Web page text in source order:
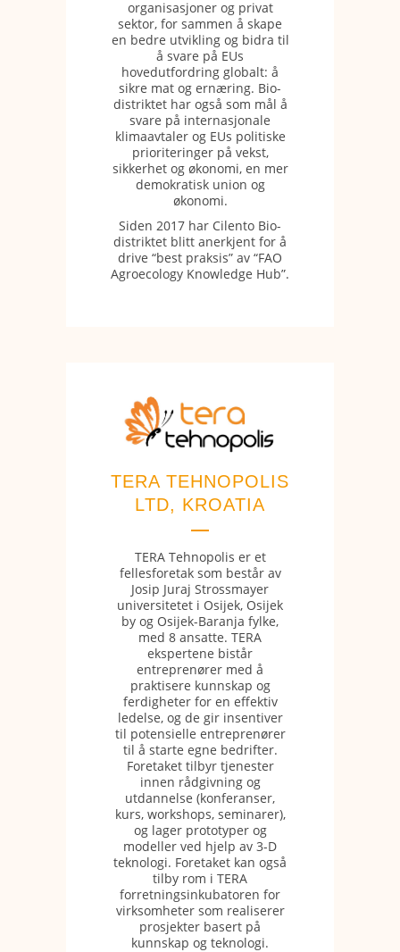
organisasjoner og privat
sektor, for sammen å skape
en bedre utvikling og bidra til
å svare på EUs
hovedutfordring globalt: å
sikre mat og ernæring. Bio-
distriktet har også som mål å
svare på internasjonale
klimaavtaler og EUs politiske
prioriteringer på vekst,
sikkerhet og økonomi, en mer
demokratisk union og
økonomi.
Siden 2017 har Cilento Bio-
distriktet blitt anerkjent for å
drive “best praksis” av “FAO
Agroecology Knowledge Hub”.
TERA TEHNOPOLIS
LTD, KROATIA
TERA Tehnopolis er et
fellesforetak som består av
Josip Juraj Strossmayer
universitetet i Osijek, Osijek
by og Osijek-Baranja fylke,
med 8 ansatte. TERA
ekspertene bistår
entreprenører med å
praktisere kunnskap og
ferdigheter for en effektiv
ledelse, og de gir insentiver
til potensielle entreprenører
til å starte egne bedrifter.
Foretaket tilbyr tjenester
innen rådgivning og
utdannelse (konferanser,
kurs, workshops, seminarer),
og lager prototyper og
modeller ved hjelp av 3-D
teknologi. Foretaket kan også
tilby rom i TERA
forretningsinkubatoren for
virksomheter som realiserer
prosjekter basert på
kunnskap og teknologi.